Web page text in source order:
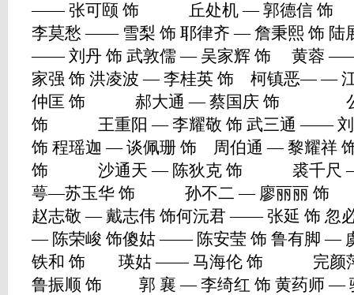
—— 张可颐 饰 丘处机 — 郭德信 饰
李莫愁 —— 雪梨 饰 耶律齐 — 詹秉熙 饰 陆
—— 刘丹 饰 武敦儒 — 吴家辉 饰 黄蓉
家强 饰 洪凌波 — 李桂英 饰 柯镇恶—
仲匡 饰 郝大通 — 蔡国庆 饰 公
饰 王重阳 — 李耀敬 饰 武三通 —— 刘
饰 程瑶迦 — 谈佩珊 饰 周伯通 — 黎耀
饰 沙通天 — 陈狄克 饰 裘千尺
萼—苏玉华 饰 孙不二 — 廖丽丽 饰
赵志敬 — 戴志伟 饰何沅君 —— 张延 饰 忽
— 陈荣峻 饰傻姑 —— 陈安莹 饰 鲁有脚 —
铁和 饰 瑛姑 —— 马海伦 饰 完颜萍
鲁振顺 饰 郭 襄 — 李绮红 饰 黄药师 —